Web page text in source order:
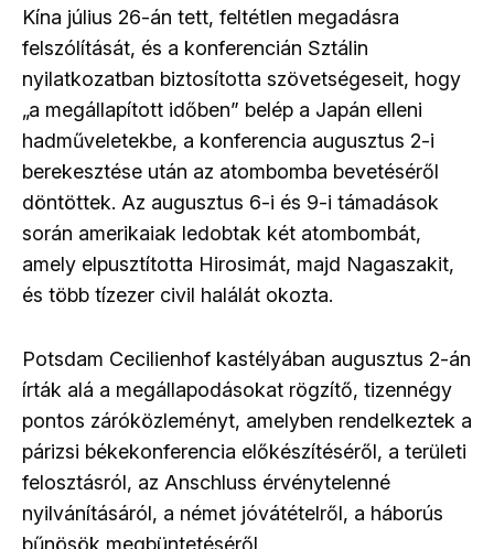
Kína július 26-án tett, feltétlen megadásra
felszólítását, és a konferencián Sztálin
nyilatkozatban biztosította szövetségeseit, hogy
„a megállapított időben” belép a Japán elleni
hadműveletekbe, a konferencia augusztus 2-i
berekesztése után az atombomba bevetéséről
döntöttek. Az augusztus 6-i és 9-i támadások
során amerikaiak ledobtak két atombombát,
amely elpusztította Hirosimát, majd Nagaszakit,
és több tízezer civil halálát okozta.
Potsdam Cecilienhof kastélyában augusztus 2-án
írták alá a megállapodásokat rögzítő, tizennégy
pontos záróközleményt, amelyben rendelkeztek a
párizsi békekonferencia előkészítéséről, a területi
felosztásról, az Anschluss érvénytelenné
nyilvánításáról, a német jóvátételről, a háborús
bűnösök megbüntetéséről.